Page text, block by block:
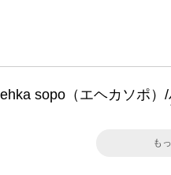
ehka sopo（エヘカソポ）
も